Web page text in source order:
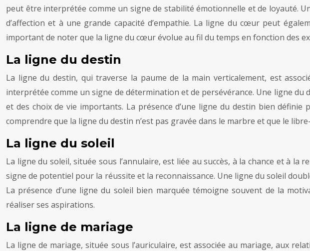
peut être interprétée comme un signe de stabilité émotionnelle et de loyauté.
d’affection et à une grande capacité d’empathie. La ligne du cœur peut
important de noter que la ligne du cœur évolue au fil du temps en fonction des
La ligne du destin
La ligne du destin, qui traverse la paume de la main verticalement, est
interprétée comme un signe de détermination et de persévérance. Une ligne
et des choix de vie importants. La présence d’une ligne du destin bien
comprendre que la ligne du destin n’est pas gravée dans le marbre et que le
La ligne du soleil
La ligne du soleil, située sous l’annulaire, est liée au succès, à la chance et à
signe de potentiel pour la réussite et la reconnaissance. Une ligne du soleil
La présence d’une ligne du soleil bien marquée témoigne souvent de la
réaliser ses aspirations.
La ligne de mariage
La ligne de mariage, située sous l’auriculaire, est associée au mariage, aux